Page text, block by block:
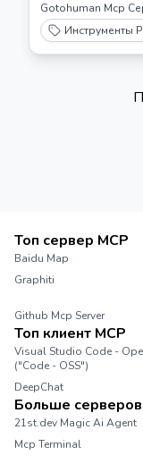
Gotohuman Mcp
Инструменты
Топ сервер MCP
Baidu Map
Graphiti
Github Mcp Server
Топ клиент MCP
Visual Studio Code -
("Code - OSS")
DeepChat
Больше серверов
21st.dev Magic Ai Agent
Mcp Terminal